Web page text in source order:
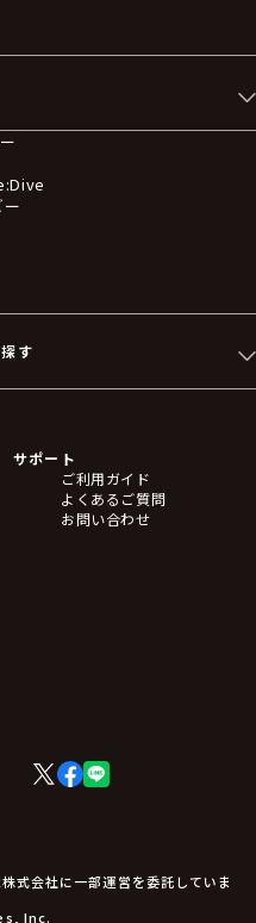
す
ド
サポート
ご利用ガイド
よくあるご質問
お問い合わせ
X
(Twitter)
Facebook
LINE
会社に一部運営を委託していま
Inc.